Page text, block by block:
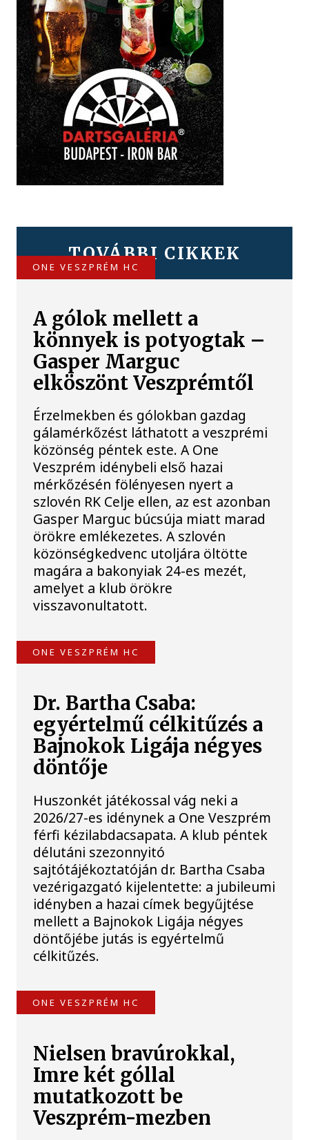
TOVÁBBI CIKKEK
ONE VESZPRÉM HC
A gólok mellett a
könnyek is potyogtak –
Gasper Marguc
elköszönt Veszprémtől
Érzelmekben és gólokban gazdag
gálamérkőzést láthatott a veszprémi
közönség péntek este. A One
Veszprém idénybeli első hazai
mérkőzésén fölényesen nyert a
szlovén RK Celje ellen, az est azonban
Gasper Marguc búcsúja miatt marad
örökre emlékezetes. A szlovén
közönségkedvenc utoljára öltötte
magára a bakonyiak 24-es mezét,
amelyet a klub örökre
visszavonultatott.
ONE VESZPRÉM HC
Dr. Bartha Csaba:
egyértelmű célkitűzés a
Bajnokok Ligája négyes
döntője
Huszonkét játékossal vág neki a
2026/27-es idénynek a One Veszprém
férfi kézilabdacsapata. A klub péntek
délutáni szezonnyitó
sajtótájékoztatóján dr. Bartha Csaba
vezérigazgató kijelentette: a jubileumi
idényben a hazai címek begyűjtése
mellett a Bajnokok Ligája négyes
döntőjébe jutás is egyértelmű
célkitűzés.
ONE VESZPRÉM HC
Nielsen bravúrokkal,
Imre két góllal
mutatkozott be
Veszprém-mezben